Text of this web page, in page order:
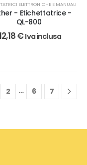
ELETTRONICHE E MANUALI
- Etichettatrice -
QL-800
€ Iva inclusa
2 … 6 7